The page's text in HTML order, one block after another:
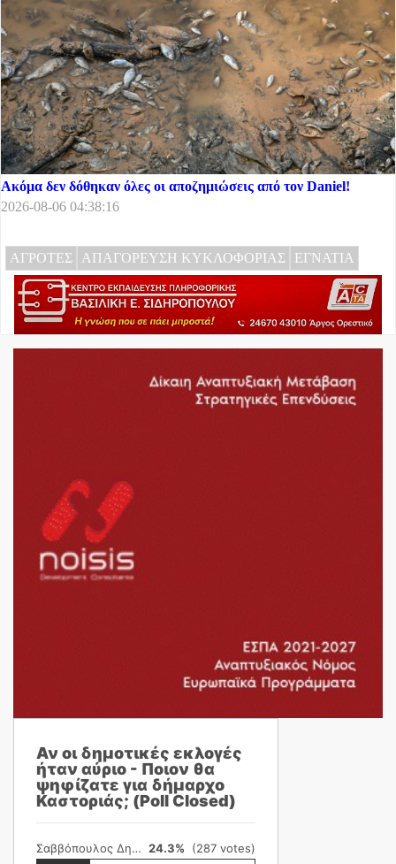
Ακόμα δεν δόθηκαν όλες οι αποζημιώσεις από τον Daniel!
2026-08-06 04:38:16
ΑΓΡΟΤΕΣ ΑΠΑΓΟΡΕΥΣΗ ΚΥΚΛΟΦΟΡΙΑΣ ΕΓΝΑΤΙΑ
Αν οι δημοτικές εκλογές
ήταν αύριο - Ποιον θα
ψηφίζατε για δήμαρχο
Καστοριάς; (Poll Closed)
Σαββόπουλος Δημήτρης 24.3% (287 votes)